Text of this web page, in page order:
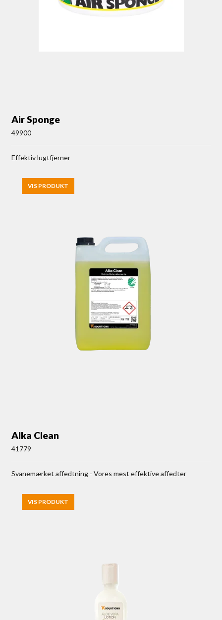
Air Sponge
49900
Effektiv lugtfjerner
VIS PRODUKT
Alka Clean
41779
Svanemærket affedtning - Vores mest effektive affedter
VIS PRODUKT